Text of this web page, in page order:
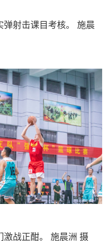
弹射击课目考核。 施晨
激战正酣。 施晨洲 摄